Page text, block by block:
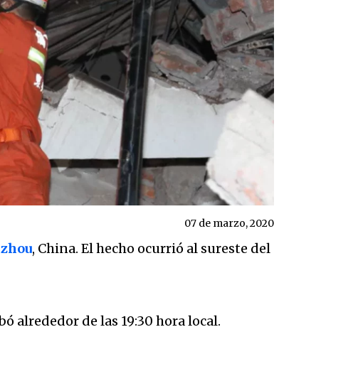
07 de marzo, 2020
, China. El hecho ocurrió al sureste del
alrededor de las 19:30 hora local.